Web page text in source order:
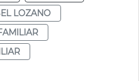
LOZANO